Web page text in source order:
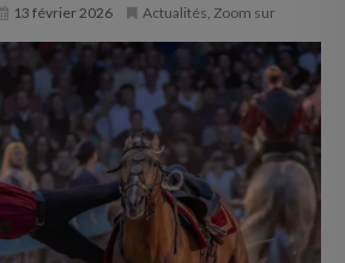
13 février 2026 Actualités Zoom sur